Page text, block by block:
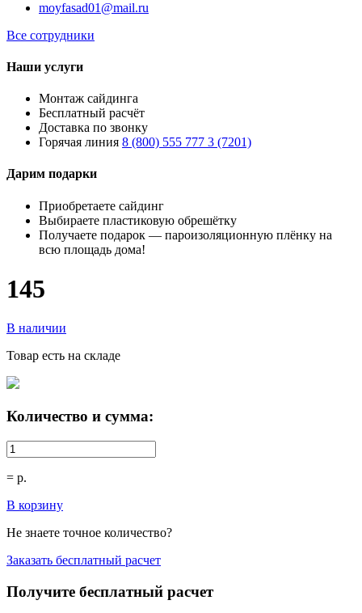
moyfasad01@mail.ru
Все сотрудники
Наши услуги
Монтаж сайдинга
Бесплатный расчёт
Доставка по звонку
Горячая линия 8 (800) 555 777 3 (7201)
Дарим подарки
Приобретаете сайдинг
Выбираете пластиковую обрешётку
Получаете подарок — пароизоляционную плёнку на
всю площадь дома!
145
В наличии
Товар есть на складе
Количество и сумма:
= р.
В корзину
Не знаете точное количество?
Заказать бесплатный расчет
Получите бесплатный расчет